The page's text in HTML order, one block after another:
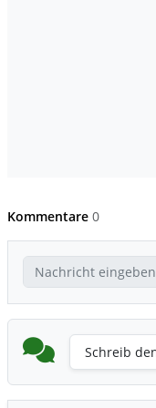
Kommentare 0
Schreib